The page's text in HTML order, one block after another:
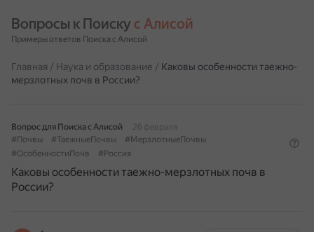
Вопросы к Поиску с Алисой
Примеры ответов Поиска с Алисой
Главная / Наука и образование / Каковы особенности таежно-
мерзлотных почв в России?
Вопрос для Поиска с Алисой
26 февраля
#Почвы
#ТаежныеПочвы
#МерзлотныеПочвы
#ОсобенностиПочв
#Россия
Каковы особенности таежно-мерзлотных почв в
России?